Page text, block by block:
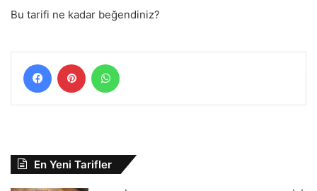
Bu tarifi ne kadar beğendiniz?
FacebookPinterest
En Yeni Tarifler